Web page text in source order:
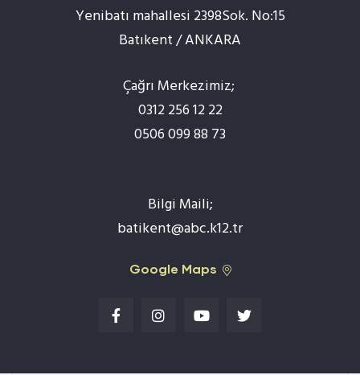
Yenibatı mahallesi 2398Sok. No:15
Batıkent / ANKARA
Çağrı Merkezimiz;
0312 256 12 22
0506 099 88 73
Bilgi Maili;
batikent@abc.k12.tr
Google Maps